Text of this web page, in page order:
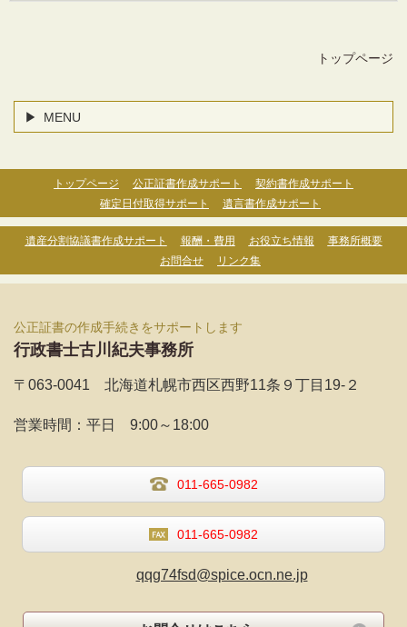
トップページ
MENU
トップページ 公正証書作成サポート
契約書作成サポート
確定日付取得サポート
遺言書作成サポート
遺産分割協議書作成サポート 報酬・費用 お役立ち情報
事務所概要
お問合せ
リンク集
公正証書の作成手続きをサポートします
行政書士古川紀夫事務所
〒063-0041 北海道札幌市西区西野11条９丁目19-２
営業時間： 平日 9:00～18:00
011-665-0982
011-665-0982
qqg74fsd@spice.ocn.ne.jp